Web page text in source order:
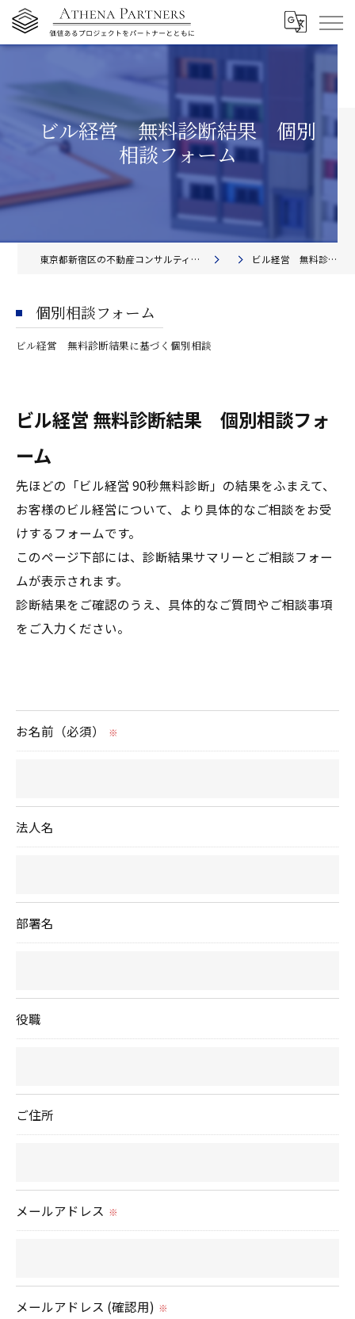
ビル経営 無料診断結果 個別
相談フォーム
東京都新宿区の不動産コンサルティングならアテナ・パートナーズ株式会社 ビル経営 無料診断結果 相談フォーム
個別相談フォーム
ビル経営 無料診断結果に基づく個別相談
ビル経営 無料診断結果 個別相談フォ
ーム
先ほどの「ビル経営 90秒無料診断」の結果をふまえて、
お客様のビル経営について、より具体的なご相談をお受
けするフォームです。
このページ下部には、診断結果サマリーとご相談フォー
ムが表示されます。
診断結果をご確認のうえ、具体的なご質問やご相談事項
をご入力ください。
お名前（必須） ※
法人名
部署名
役職
ご住所
メールアドレス ※
メールアドレス (確認用) ※